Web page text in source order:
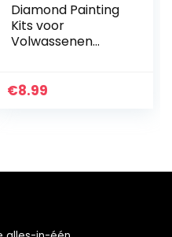
Diamond Painting
Kits voor
Volwassenen
Home Decor Craft
€8.99